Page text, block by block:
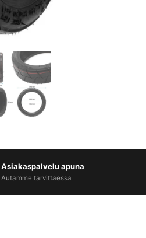
Asiakaspalvelu apuna
Autamme tarvittaessa